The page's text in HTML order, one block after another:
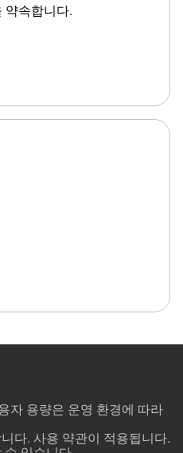
약속합니다.
자 용량은 운영 환경에 따라
다. 사용 약관이 적용됩니다.